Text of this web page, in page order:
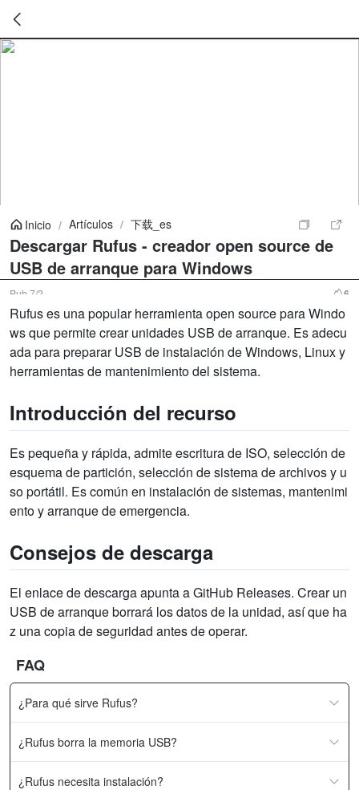
Inicio / Artículos / 下载_es
Descargar Rufus - creador open source de
USB de arranque para Windows
Pub 7/2 6
Rufus es una popular herramienta open source para Windo
ws que permite crear unidades USB de arranque. Es adecu
ada para preparar USB de instalación de Windows, Linux y
herramientas de mantenimiento del sistema.
Introducción del recurso
Es pequeña y rápida, admite escritura de ISO, selección de
esquema de partición, selección de sistema de archivos y u
so portátil. Es común en instalación de sistemas, mantenimi
ento y arranque de emergencia.
Consejos de descarga
El enlace de descarga apunta a GitHub Releases. Crear un
USB de arranque borrará los datos de la unidad, así que ha
z una copia de seguridad antes de operar.
FAQ
¿Para qué sirve Rufus?
¿Rufus borra la memoria USB?
¿Rufus necesita instalación?